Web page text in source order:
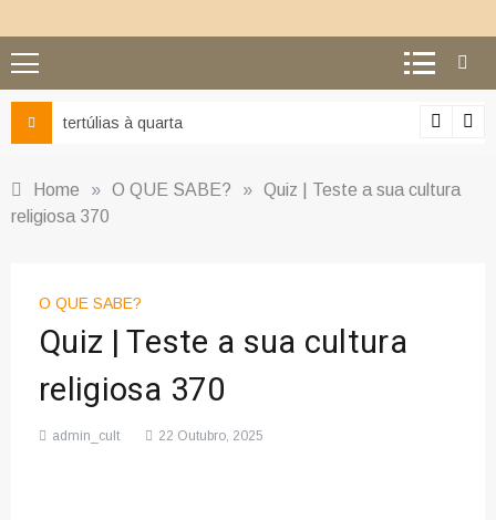
tertúlias à quarta
Home » O QUE SABE? » Quiz | Teste a sua cultura
religiosa 370
O QUE SABE?
Quiz | Teste a sua cultura
religiosa 370
admin_cult 22 Outubro, 2025